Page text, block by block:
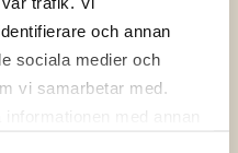
och annan
sociala medier och
vi samarbetar med.